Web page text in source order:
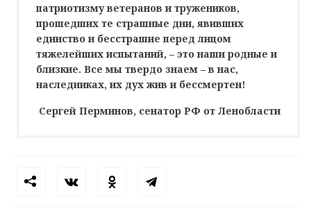
патриотизму ветеранов и тружеников,
прошедших те страшные дни, явивших
единство и бесстрашие перед лицом
тяжелейших испытаний, – это наши родные и
близкие. Все мы твердо знаем – в нас,
наследниках, их дух жив и бессмертен!
Сергей Перминов, сенатор РФ от Ленобласти